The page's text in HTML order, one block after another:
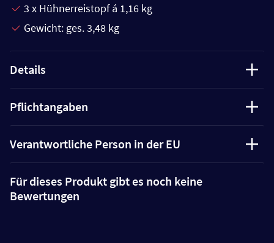
3 x Hühnerreistopf á 1,16 kg
Gewicht: ges. 3,48 kg
Details
Pflichtangaben
Verantwortliche Person in der EU
Für dieses Produkt gibt es noch keine
Bewertungen